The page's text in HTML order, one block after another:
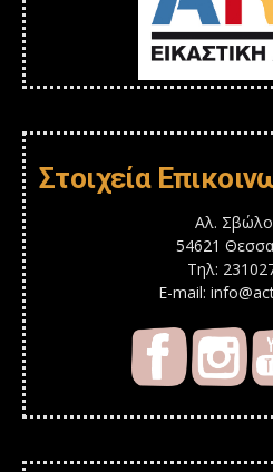
Στοιχεία
Αλ.
54621
Τηλ:
E-mail: